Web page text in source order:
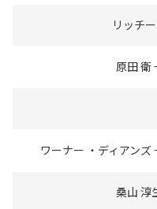
リッチ
原田 衛
ワーナー ・ディアン
桑山 淳